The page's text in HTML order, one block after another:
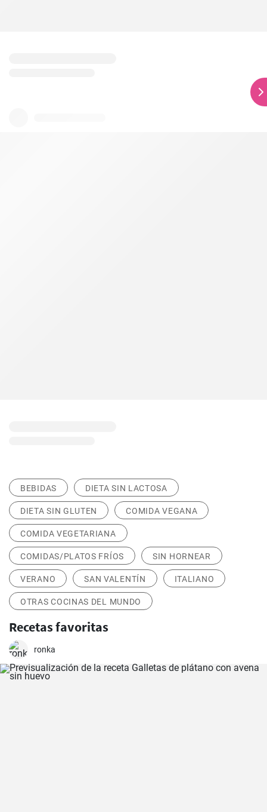
BEBIDAS DIETA SIN LACTOSA
DIETA SIN GLUTEN COMIDA VEGANA
COMIDA VEGETARIANA
COMIDAS/PLATOS FRÍOS SIN HORNEAR
VERANO SAN VALENTÍN ITALIANO
OTRAS COCINAS DEL MUNDO
Recetas favoritas
ronka